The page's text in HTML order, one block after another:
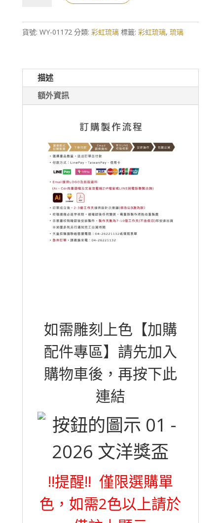
鑽
琉
貨號: WY-01172 分類: 彩虹琉璃 標籤: 彩虹琉璃, 琉璃
描述
額外資訊
如需雕刻上色【加購
配件專區】請先加入
購物車後，再按下此
連結
!!提醒!! 僅限選購單
色，如需2色以上請於